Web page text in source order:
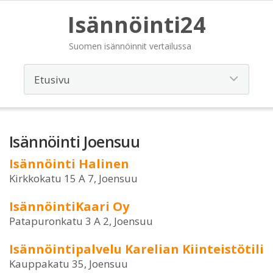
Isännöinti24
Suomen isännöinnit vertailussa
Isännöinti Joensuu
Isännöinti Halinen
Kirkkokatu 15 A 7, Joensuu
IsännöintiKaari Oy
Patapuronkatu 3 A 2, Joensuu
Isännöintipalvelu Karelian Kiinteistötili
Kauppakatu 35, Joensuu